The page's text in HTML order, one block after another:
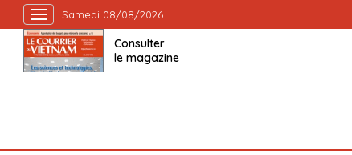
Samedi 08/08/2026
Consulter
le magazine